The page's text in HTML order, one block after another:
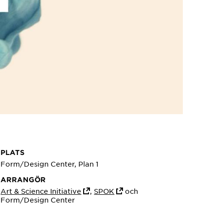
PLATS
Form/Design Center, Plan 1
ARRANGÖR
Art & Science Initiative , SPOK
och
Form/Design Center